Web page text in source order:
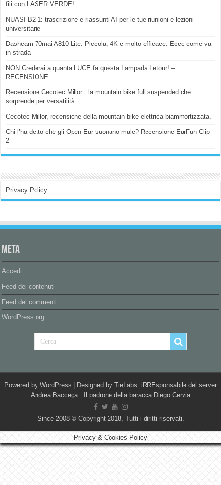
fili con LASER VERDE!
NUASI B2-1: trascrizione e riassunti AI per le tue riunioni e lezioni
universitarie
Dashcam 70mai A810 Lite: Piccola, 4K e molto efficace. Ecco come va
in strada
NON Crederai a quanta LUCE fa questa Lampada Letour! –
RECENSIONE
Recensione Cecotec Millor : la mountain bike full suspended che
sorprende per versatilità.
Cecotec Millor, recensione della mountain bike elettrica biammortizzata.
Chi l’ha detto che gli Open-Ear suonano male? Recensione EarFun Clip
2
Privacy Policy
Meta
Accedi
Feed dei contenuti
Feed dei commenti
WordPress.org
Powered by WordPress | Designed by TieLabs iRREsponsabile del server
Andrea Baccega Il padrone della baracca Diego Cervia
Since 2008 © Copyright 2018, Tutti i diritti riservati.
Privacy & Cookies Policy